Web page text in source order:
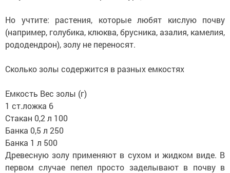
Но учтите: растения, которые любят кислую почву
(например, голубика, клюква, брусника, азалия, камелия,
рододендрон), золу не переносят.
Сколько золы содержится в разных емкостях
Емкость Вес золы (г)
1 ст.ложка 6
Стакан 0,2 л 100
Банка 0,5 л 250
Банка 1 л 500
Древесную золу применяют в сухом и жидком виде. В
первом случае пепел просто заделывают в почву в